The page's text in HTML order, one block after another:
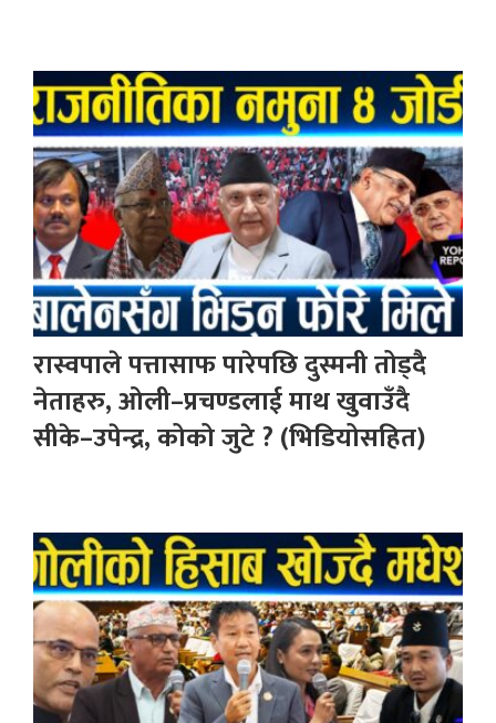
रास्वपाले पत्तासाफ पारेपछि दुस्मनी तोड्दै
नेताहरु, ओली–प्रचण्डलाई माथ खुवाउँदै
सीके–उपेन्द्र, कोको जुटे ? (भिडियोसहित)